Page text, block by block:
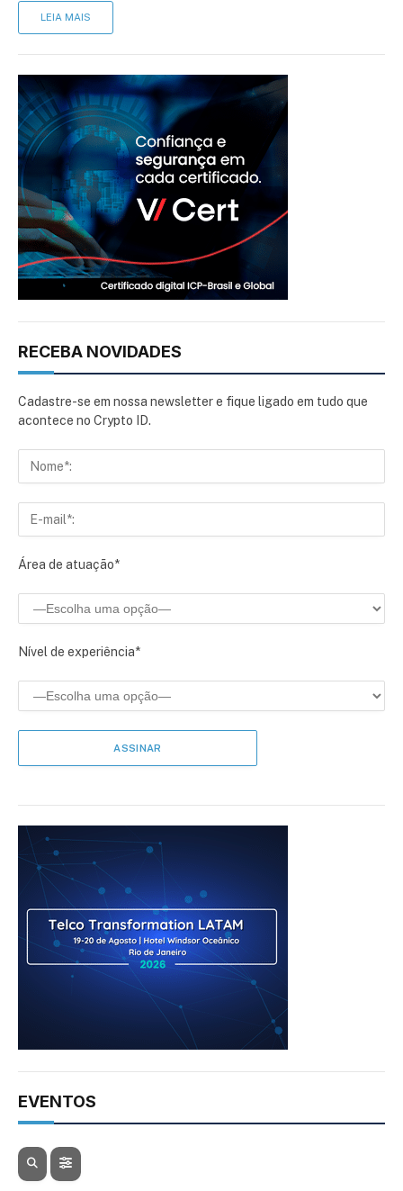
LEIA MAIS
RECEBA NOVIDADES
Cadastre-se em nossa newsletter e fique ligado em tudo que
acontece no Crypto ID.
Área de atuação*
Nível de experiência*
EVENTOS